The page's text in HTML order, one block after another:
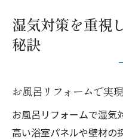
湿気対策を重視
秘訣
お風呂リフォームで実
お風呂リフォームで湿気
高い浴室パネルや壁材の